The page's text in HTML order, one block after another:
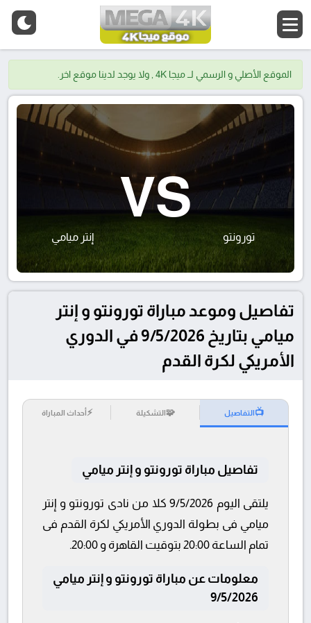
الموقع الأصلي و الرسمي لــ ميجا 4K , ولا يوجد لدينا موقع اخر.
تورونتو
VS
إنتر ميامي
تفاصيل وموعد مباراة تورونتو و إنتر
ميامي بتاريخ 9/5/2026 في الدوري
الأمريكي لكرة القدم
📺التفاصيل 🧩التشكيلة ⚡أحداث المباراة
تفاصيل مباراة تورونتو و إنتر ميامي
يلتقى اليوم 9/5/2026 كلا من نادى تورونتو و إنتر
ميامي فى بطولة الدوري الأمريكي لكرة القدم فى
تمام الساعة 20:00 بتوقيت القاهرة و 20:00.
معلومات عن مباراة تورونتو و إنتر ميامي
9/5/2026